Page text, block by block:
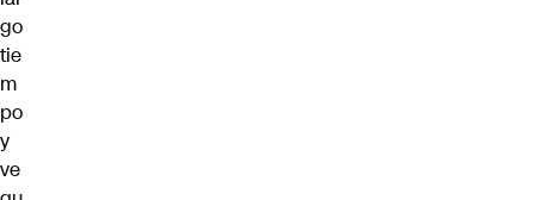
go
tie
m
po
y
ve